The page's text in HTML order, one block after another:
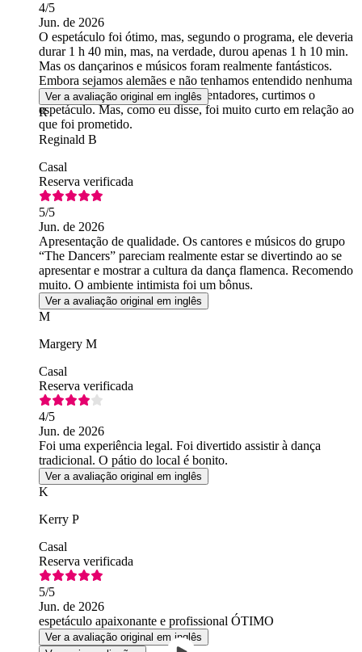
4/5
Jun. de 2026
O espetáculo foi ótimo, mas, segundo o programa, ele deveria
durar 1 h 40 min, mas, na verdade, durou apenas 1 h 10 min.
Mas os dançarinos e músicos foram realmente fantásticos.
Embora sejamos alemães e não tenhamos entendido nenhuma
palavra das músicas ou dos apresentadores, curtimos o
espetáculo. Mas, como eu disse, foi muito curto em relação ao
que foi prometido.
Ver a avaliação original em inglês
R
Reginald B
Casal
Reserva verificada
5/5
Jun. de 2026
Apresentação de qualidade. Os cantores e músicos do grupo
“The Dancers” pareciam realmente estar se divertindo ao se
apresentar e mostrar a cultura da dança flamenca. Recomendo
muito. O ambiente intimista foi um bônus.
Ver a avaliação original em inglês
M
Margery M
Casal
Reserva verificada
4/5
Jun. de 2026
Foi uma experiência legal. Foi divertido assistir à dança
tradicional. O pátio do local é bonito.
Ver a avaliação original em inglês
K
Kerry P
Casal
Reserva verificada
5/5
Jun. de 2026
espetáculo apaixonante e profissional ÓTIMO
Ver a avaliação original em inglês